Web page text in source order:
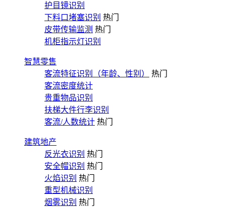
护目镜识别
下料口堵塞识别 热门
皮带传输监测 热门
机柜指示灯识别
智慧零售
客流特征识别（年龄、性别）
热门
客流密度统计
贵重物品识别
扶梯大件行李识别
客流/人数统计 热门
建筑地产
反光衣识别 热门
安全帽识别 热门
火焰识别 热门
重型机械识别
烟雾识别 热门